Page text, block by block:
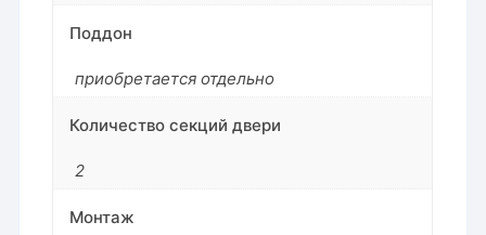
Поддон
приобретается отдельно
Количество секций двери
2
Монтаж